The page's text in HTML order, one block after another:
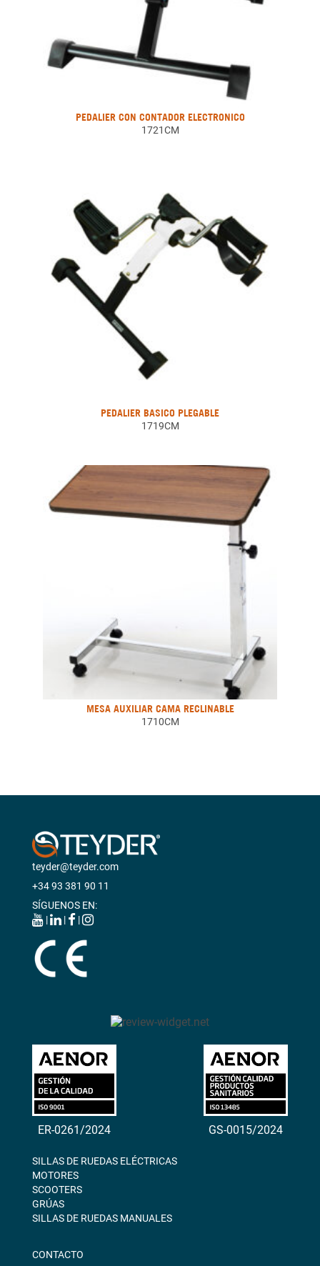
PEDALIER CON CONTADOR ELECTRONICO
1721CM
PEDALIER BASICO PLEGABLE
1719CM
MESA AUXILIAR CAMA RECLINABLE
1710CM
teyder@teyder.com
+34 93 381 90 11
SÍGUENOS EN:
|
| |
ER-0261/2024 GS-0015/2024
SILLAS DE RUEDAS ELÉCTRICAS
MOTORES
SCOOTERS
GRÚAS
SILLAS DE RUEDAS MANUALES
CONTACTO